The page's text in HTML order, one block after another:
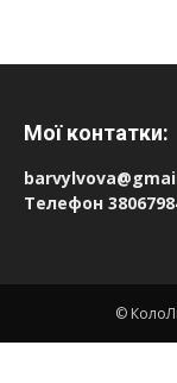
Мої контатки:
Телефон
©